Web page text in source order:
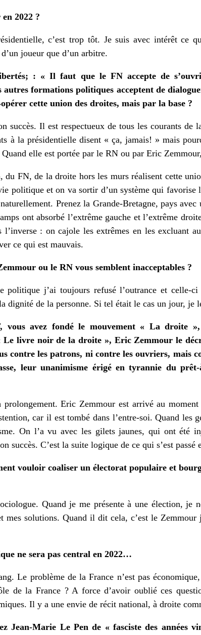
2022 ?
c’est trop tôt. Je suis avec intérêt ce
joueur que d’un arbitre.
: « Il faut que le FN accepte de
formations politiques acceptent de
cette union des droites, mais par la base ?
succès. Il est respectueux de tous les courants de
à la présidentielle disent « ça, jamais! » mais
elle est portée par le RN ou par Eric
FN, de la droite hors les murs réalisent cette
politique et on va sortir d’un système qui favorise
Prenez la Grande-Bretagne, pays
ont absorbé l’extrême gauche et l’extrême
l’inverse : on cajole les extrêmes en les excluant
ce qui est mauvais.
ou le RN vous semblent inacceptables ?
politique j’ai toujours refusé l’outrance et celle-
dignité de la personne. Si tel était le cas un jour, je
vous avez fondé le mouvement « La droite
Le livre noir de la droite », Eric Zemmour le
contre les patrons, ni contre les ouvriers, mais
leur unanimisme érigé en tyrannie du prêt-
prolongement. Eric Zemmour est arrivé au
car il est tombé dans l’entre-soi. Quand les
On l’a vu avec les gilets jaunes, qui ont été
succès. C’est la suite logique de ce qui s’est passé
vouloir coaliser un électorat populaire et
Quand je me présente à une élection, je
mes solutions. Quand il dit cela, c’est le
ne sera pas central en 2022…
Le problème de la France n’est pas
de la France ? A force d’avoir oublié ces
Il y a une envie de récit national, à droite
Jean-Marie Le Pen de « fasciste des années